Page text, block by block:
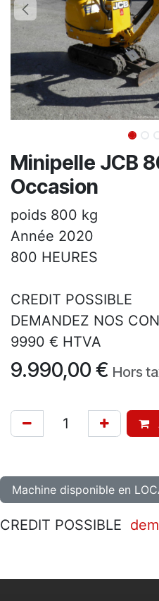
Minipelle JCB
Occasion
poids 800 kg
Année 2020
800 HEURES
CREDIT POSSIBLE
DEMANDEZ NOS
9990 € HTVA
9.990,00 € Hors
Machine disponible en
CREDIT POSSIBLE